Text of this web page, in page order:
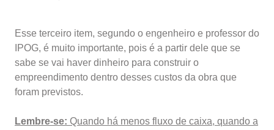
Esse terceiro item, segundo o engenheiro e professor do
IPOG, é muito importante, pois é a partir dele que se
sabe se vai haver dinheiro para construir o
empreendimento dentro desses custos da obra que
foram previstos.
Lembre-se: Quando há menos fluxo de caixa, quando a